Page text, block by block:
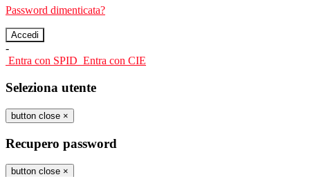
Password dimenticata?
-
Entra con SPID Entra con CIE
Seleziona utente
button close ×
Recupero password
button close ×